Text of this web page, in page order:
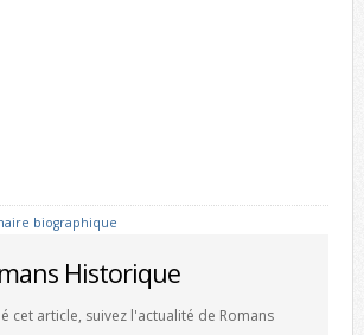
biographique
Historique
cet article, suivez l'actualité de Romans